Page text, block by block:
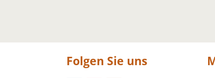
Folgen Sie uns